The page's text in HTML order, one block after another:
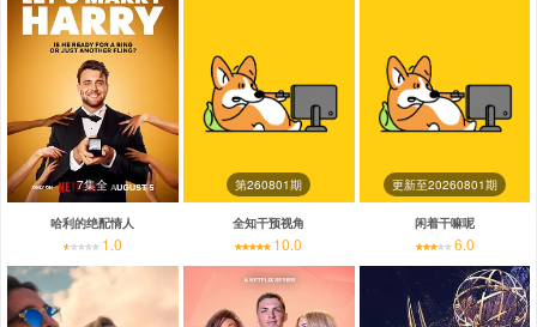
7集全
哈利的绝配情人
1.0
第260801期
全知干预视角
10.0
更新至20260801期
闲着干嘛呢
6.0